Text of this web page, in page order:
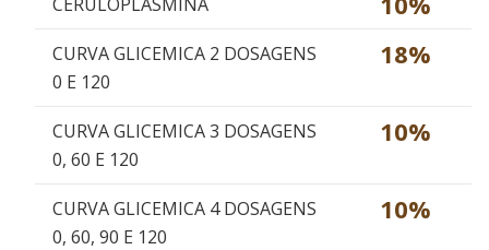
CURVA GLICEMICA 2 DOSAGENS
0 E 120
18%
CURVA GLICEMICA 3 DOSAGENS
0, 60 E 120
10%
CURVA GLICEMICA 4 DOSAGENS
0, 60, 90 E 120
10%